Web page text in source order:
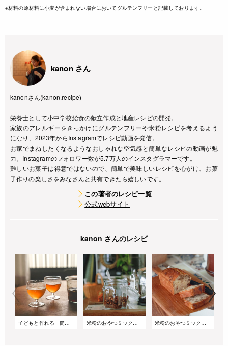
※材料の原材料に小麦が含まれない場合においてグルテンフリーと記載しております。
kanon さん
kanonさん(kanon.recipe)
栄養士として小中学校給食の献立作成と地産レシピの開発。
家族のアレルギーをきっかけにグルテンフリーや米粉レシピを考えるよう
になり、2023年からInstagramでレシピ動画を発信。
お家でまねしたくなるようなおしゃれな空気感と簡単なレシピの動画が魅
力。Instagramのフォロワー数が5.7万人のインスタグラマーです。
難しいお菓子は得意ではないので、簡単で美味しいレシピを心がけ、お菓
子作りの楽しさをみなさんと共有できたら嬉しいです。
この著者のレシピ一覧
公式webサイト
kanon さんのレシピ
子どもと作れる 簡単クラフトコーラ 米粉のおやつミックスで作る コーヒーグラノーラ 米粉のおやつミックスで作る 簡単バナナブレッド